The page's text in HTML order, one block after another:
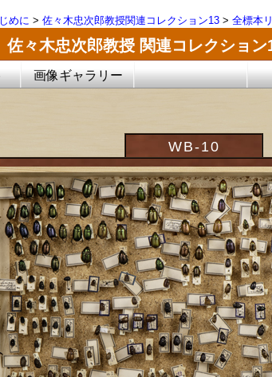
めに > 佐々木忠次郎教授関連コレクション13 > 全標本
佐々木忠次郎教授 関連コレクション
画像ギャラリー
WB-10